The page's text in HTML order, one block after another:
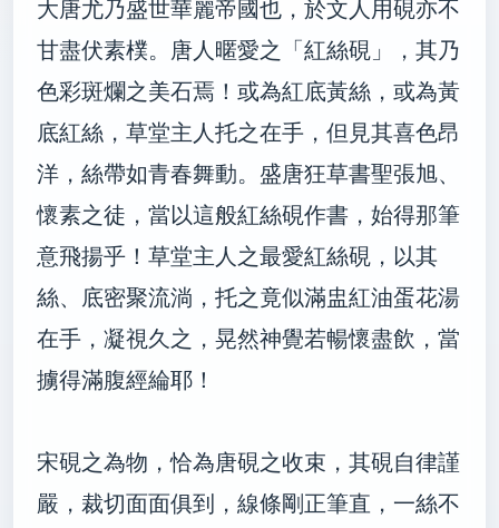
大唐尤乃盛世華麗帝國也，於文人用硯亦不
甘盡伏素樸。唐人暱愛之「紅絲硯」，其乃
色彩斑爛之美石焉！或為紅底黃絲，或為黃
底紅絲，草堂主人托之在手，但見其喜色昂
洋，絲帶如青春舞動。盛唐狂草書聖張旭、
懷素之徒，當以這般紅絲硯作書，始得那筆
意飛揚乎！草堂主人之最愛紅絲硯，以其
絲、底密聚流淌，托之竟似滿盅紅油蛋花湯
在手，凝視久之，晃然神覺若暢懷盡飲，當
擄得滿腹經綸耶！
宋硯之為物，恰為唐硯之收束，其硯自律謹
嚴，裁切面面俱到，線條剛正筆直，一絲不